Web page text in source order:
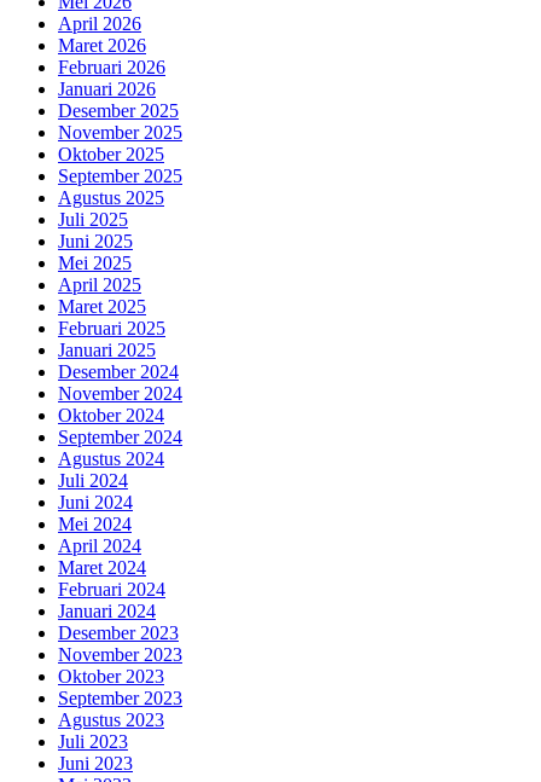
April 2026
Maret 2026
Februari 2026
Januari 2026
Desember 2025
November 2025
Oktober 2025
September 2025
Agustus 2025
Juli 2025
Juni 2025
Mei 2025
April 2025
Maret 2025
Februari 2025
Januari 2025
Desember 2024
November 2024
Oktober 2024
September 2024
Agustus 2024
Juli 2024
Juni 2024
Mei 2024
April 2024
Maret 2024
Februari 2024
Januari 2024
Desember 2023
November 2023
Oktober 2023
September 2023
Agustus 2023
Juli 2023
Juni 2023